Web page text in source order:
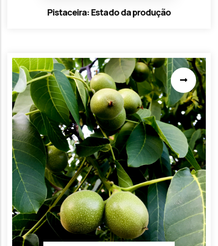
Pistaceira: Estado da produção